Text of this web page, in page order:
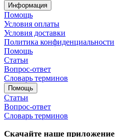
Информация
Помощь
Условия оплаты
Условия доставки
Политика конфиденциальности
Помощь
Статьи
Вопрос-ответ
Словарь терминов
Помощь
Статьи
Вопрос-ответ
Словарь терминов
Скачайте наше приложение